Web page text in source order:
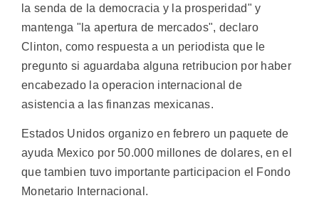
la senda de la democracia y la prosperidad" y
mantenga "la apertura de mercados", declaro
Clinton, como respuesta a un periodista que le
pregunto si aguardaba alguna retribucion por haber
encabezado la operacion internacional de
asistencia a las finanzas mexicanas.
Estados Unidos organizo en febrero un paquete de
ayuda Mexico por 50.000 millones de dolares, en el
que tambien tuvo importante participacion el Fondo
Monetario Internacional.